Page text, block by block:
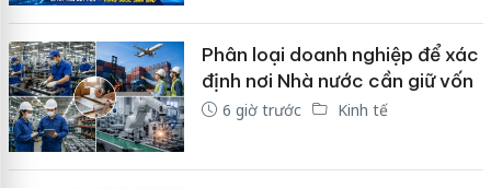
Phân loại doanh nghiệp để xác
định nơi Nhà nước cần giữ vốn
6 giờ trước Kinh tế